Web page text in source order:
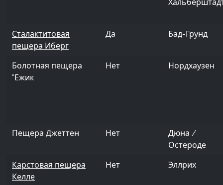
Сталактитовая
пещера Иберг
Да Бад-Грунд
Болотная пещера
"Ежик
Нет Нордхаузен
Пещера Джеттен Нет
Дюна /
Остероде
Карстовая пещера
Келле
Нет Эллрих